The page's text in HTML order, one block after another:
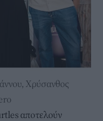
Χρύσανθος
αποτελούν